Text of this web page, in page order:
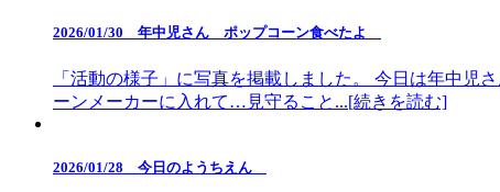
2026/01/30 年中児さん ポップコーン食べたよ
「活動の様子」に写真を掲載しました。 今日は年中児
ーンメーカーに入れて…見守ること...[続きを読む]
2026/01/28 今日のようちえん